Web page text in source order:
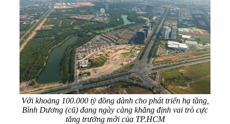
Với khoảng 100.000 tỷ đồng dành cho phát triển hạ tầng,
Bình Dương (cũ) đang ngày càng khẳng định vai trò cực
tăng trưởng mới của TP.HCM